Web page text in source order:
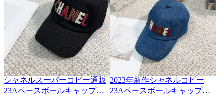
シャネルスーパーコピー通販
23Aベースボールキャップ
2023年新作シャネルコピー
23Aベースボールキャップ